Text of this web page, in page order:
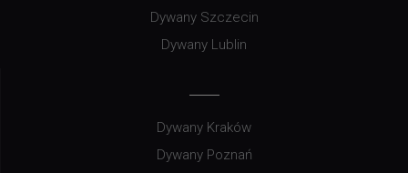
Dywany Szczecin
Dywany Lublin
Dywany Kraków
Dywany Poznań